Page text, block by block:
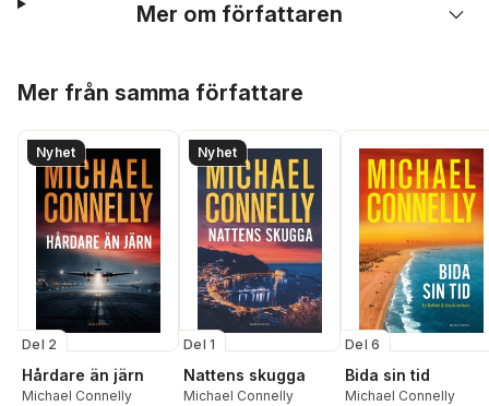
Mer om författaren
Mer från samma författare
Nyhet
Del 2
Hårdare än järn
Michael Connelly
Nyhet
Del 1
Nattens skugga
Michael Connelly
Del 6
Bida sin tid
Michael Connelly